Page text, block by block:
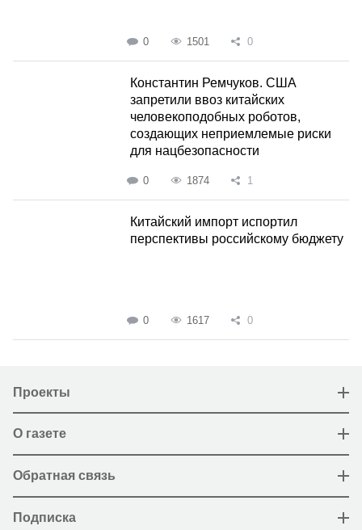
0 1501 0
Константин Ремчуков. США
запретили ввоз китайских
человекоподобных роботов,
создающих неприемлемые риски
для нацбезопасности
0 1874 1
Китайский импорт испортил
перспективы российскому бюджету
0 1617 0
Проекты
О газете
Обратная связь
Подписка